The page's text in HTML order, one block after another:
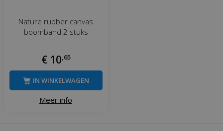
Nature rubber canvas
boomband 2 stuks
€ 10,65
Meer info
IN WINKELWAGEN